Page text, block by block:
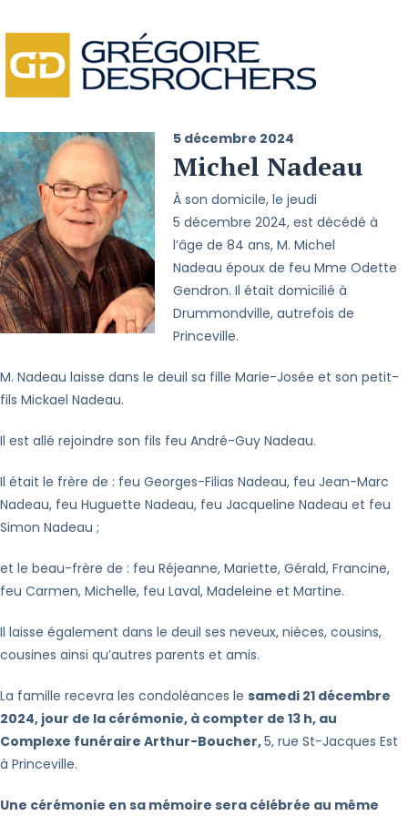
5 décembre 2024
Michel Nadeau
À son domicile, le jeudi
5 décembre 2024, est décédé à
l’âge de 84 ans, M. Michel
Nadeau époux de feu Mme Odette
Gendron. Il était domicilié à
Drummondville, autrefois de
Princeville.
M. Nadeau laisse dans le deuil sa fille Marie-Josée et son petit-
fils Mickael Nadeau.
Il est allé rejoindre son fils feu André-Guy Nadeau.
Il était le frère de : feu Georges-Filias Nadeau, feu Jean-Marc
Nadeau, feu Huguette Nadeau, feu Jacqueline Nadeau et feu
Simon Nadeau ;
et le beau-frère de : feu Réjeanne, Mariette, Gérald, Francine,
feu Carmen, Michelle, feu Laval, Madeleine et Martine.
Il laisse également dans le deuil ses neveux, nièces, cousins,
cousines ainsi qu’autres parents et amis.
La famille recevra les condoléances le samedi 21 décembre
2024, jour de la cérémonie, à compter de 13 h, au
Complexe funéraire Arthur-Boucher,5, rue St-Jacques Est
à Princeville.
Une cérémonie en sa mémoire sera célébrée au même